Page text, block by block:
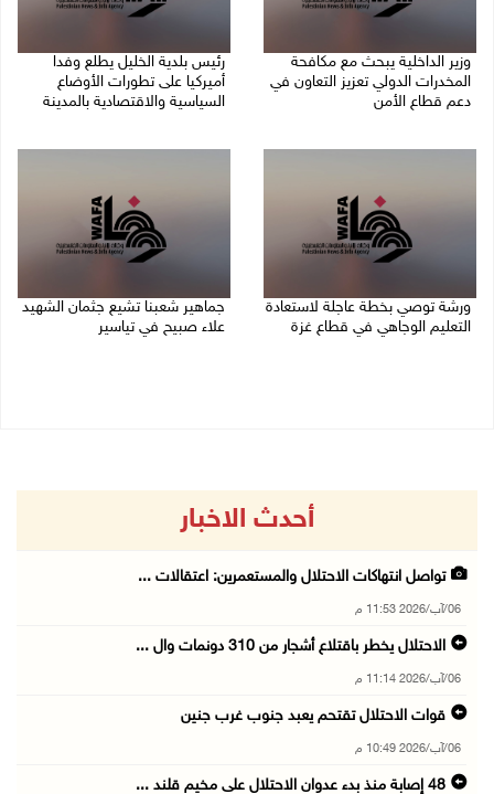
وزير الداخلية يبحث مع مكافحة
المخدرات الدولي تعزيز التعاون في
دعم قطاع الأمن
رئيس بلدية الخليل يطلع وفدا
أميركيا على تطورات الأوضاع
السياسية والاقتصادية بالمدينة
ورشة توصي بخطة عاجلة لاستعادة
التعليم الوجاهي في قطاع غزة
جماهير شعبنا تشيع جثمان الشهيد
علاء صبيح في تياسير
أحدث الاخبار
تواصل انتهاكات الاحتلال والمستعمرين: اعتقالات ...
06/آب/2026 11:53 م
الاحتلال يخطر باقتلاع أشجار من 310 دونمات وال ...
06/آب/2026 11:14 م
قوات الاحتلال تقتحم يعبد جنوب غرب جنين
06/آب/2026 10:49 م
48 إصابة منذ بدء عدوان الاحتلال على مخيم قلند ...